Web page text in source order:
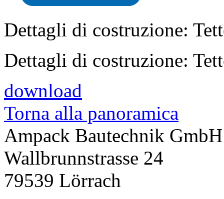
Dettagli di costruzione:
Dettagli di costruzione:
download
Torna alla panoramica
Ampack Bautechnik GmbH
Wallbrunnstrasse 24
79539 Lörrach